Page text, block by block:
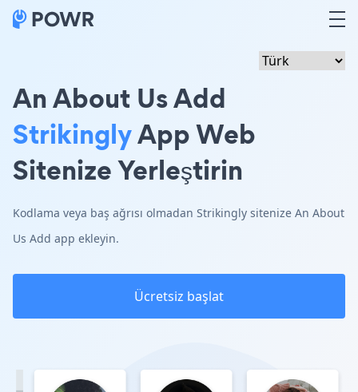
An About Us Add
StrikinglyApp Web
Sitenize Yerleştirin
Kodlama veya baş ağrısı olmadan Strikingly sitenize An About
Us Add app ekleyin.
Ücretsiz başlat